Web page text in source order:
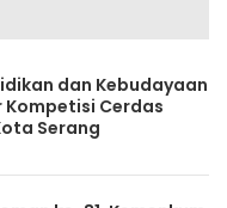
dan Kebudayaan
Kompetisi Cerdas
Serang